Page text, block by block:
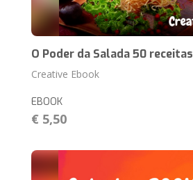
O Poder da Salada 50 receitas
Creative Ebook
EBOOK
€ 5,50